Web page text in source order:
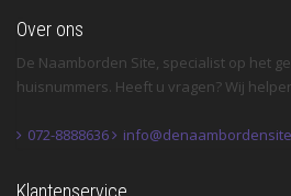
Over ons
De Naamborden Site, specialist op het
huisnummers. Heeft u vragen? Wij
072-8888636
Klantenservice